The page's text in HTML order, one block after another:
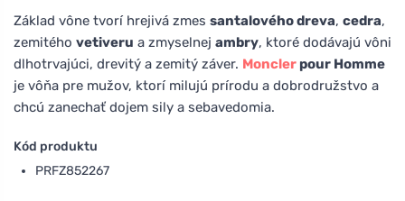
Základ vône tvorí hrejivá zmes santalového dreva, cedra,
zemitého vetiveru a zmyselnej ambry, ktoré dodávajú vôni
dlhotrvajúci, drevitý a zemitý záver. Moncler pour Homme
je vôňa pre mužov, ktorí milujú prírodu a dobrodružstvo a
chcú zanechať dojem sily a sebavedomia.
Kód produktu
PRFZ852267